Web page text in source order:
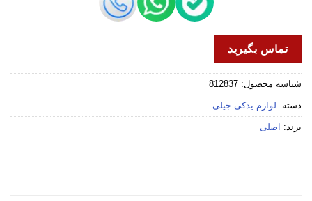
تماس بگیرید
شناسه محصول: 812837
دسته: لوازم یدکی جیلی
برند: اصلی